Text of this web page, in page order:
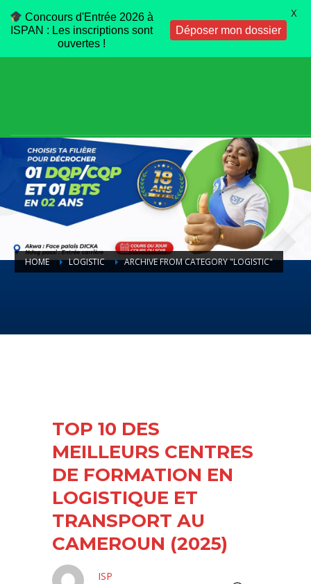
HOME LOGISTIC ARCHIVE FROM CATEGORY "LOGISTIC"
TOP 10 DES
MEILLEURS CENTRES
DE FORMATION EN
LOGISTIQUE ET
TRANSPORT AU
CAMEROUN (2025)
ISP
Concours d'Entrée 2026 à
ISPAN : Les inscriptions sont
ouvertes !
Déposer mon dossier
X